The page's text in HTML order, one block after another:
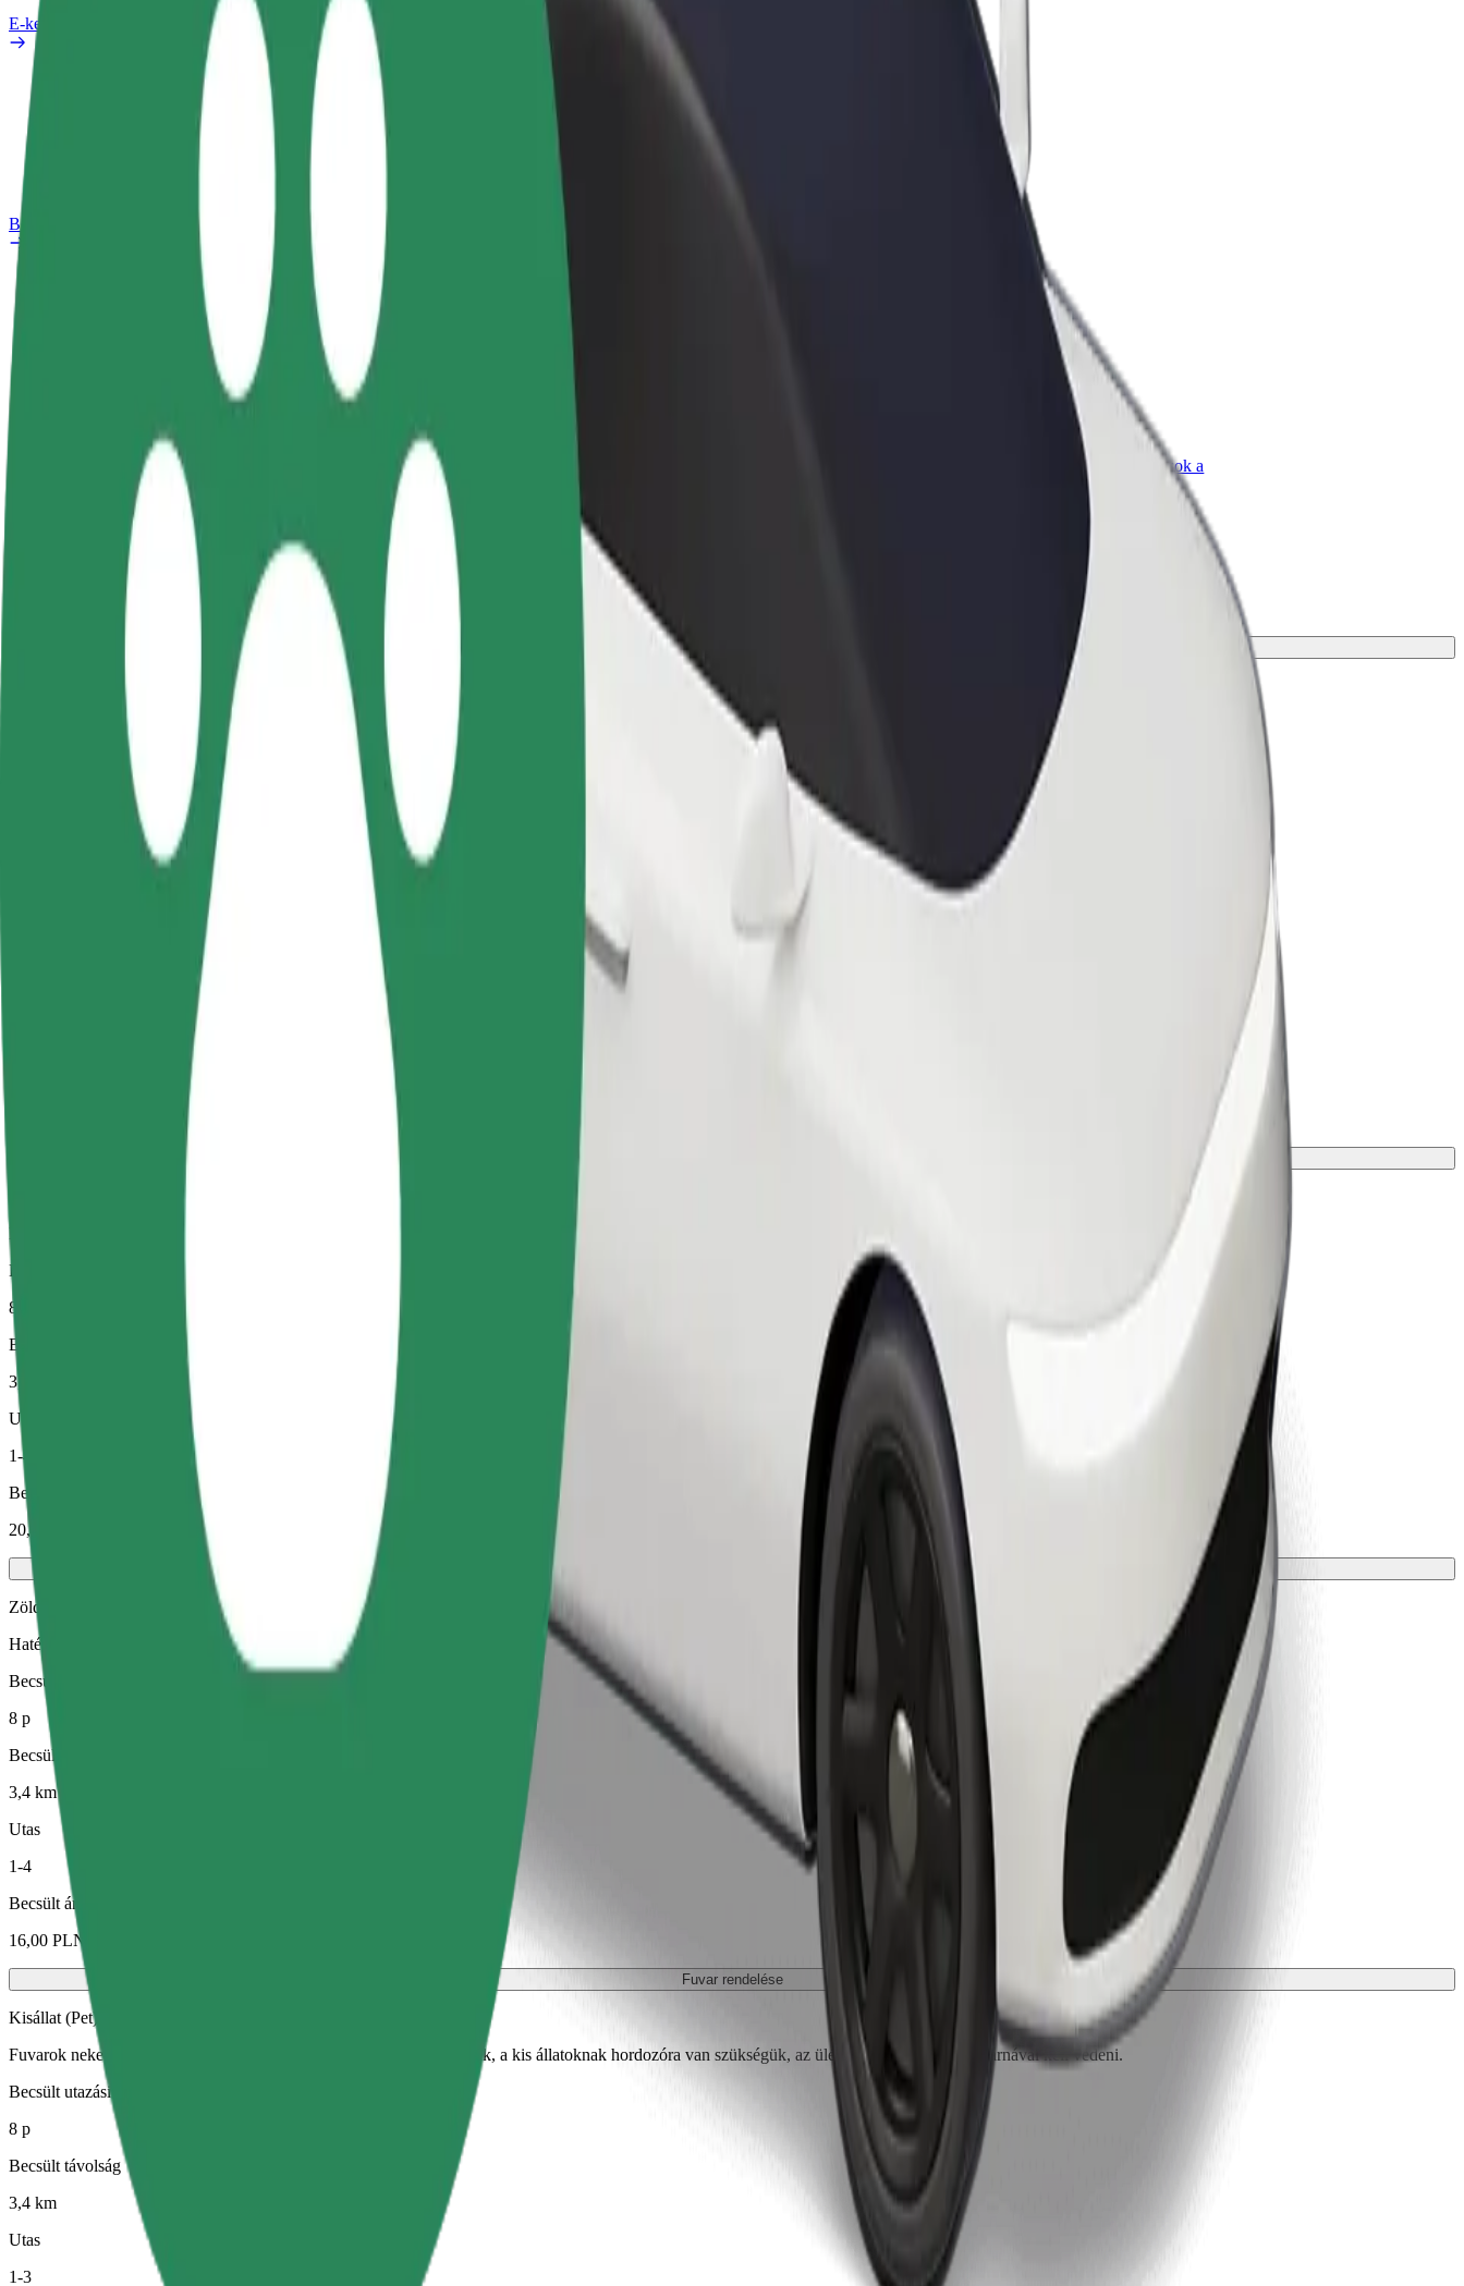
E-kerékpárok
Bolt Plus
Pénzkereseti lehetőség
igényeidre szabva
Legyél futár és részesülj heti
Bolt for Business
Bolt termékek és szolgáltatások a
vállalatodra szabva
Utazás Domaszowska WORD és Main Square között
A leggyorsabb utat keresed Domaszowska WORD és Main Square között? Fedezd fel szolgáltatásainkat, és találd meg a tökéletes megoldást az utazásodhoz.
Irány az alkalmazás
Main Square
A kényelem és komfort már csak pár érintésre van!
Megbízható fuvarok hétköznapi, közepes méretű járművekkel.
Nagyobb autók, amelyek több lábtérrel és tárolóhellyel rendelkeznek
Becsült utazási idő
8 p
Becsült távolság
3,4 km
Utas
1-4
Becsült ár
20,20 PLN
Zöld
Hatékony fuvarok hibrid és elektromos járművekkel
Becsült utazási idő
8 p
Becsült távolság
3,4 km
Utas
1-4
Becsült ár
16,00 PLN
Fuvar rendelése
Kisállat (Pet)
Fuvarok neked és kisállatodnak. A kutyáknak kötőszárat kell viselniük, a kis állatoknak hordozóra van szükségük, az üléseket takaróval vagy párnával kell védeni.
Becsült utazási idő
8 p
Becsült távolság
3,4 km
Utas
1-3